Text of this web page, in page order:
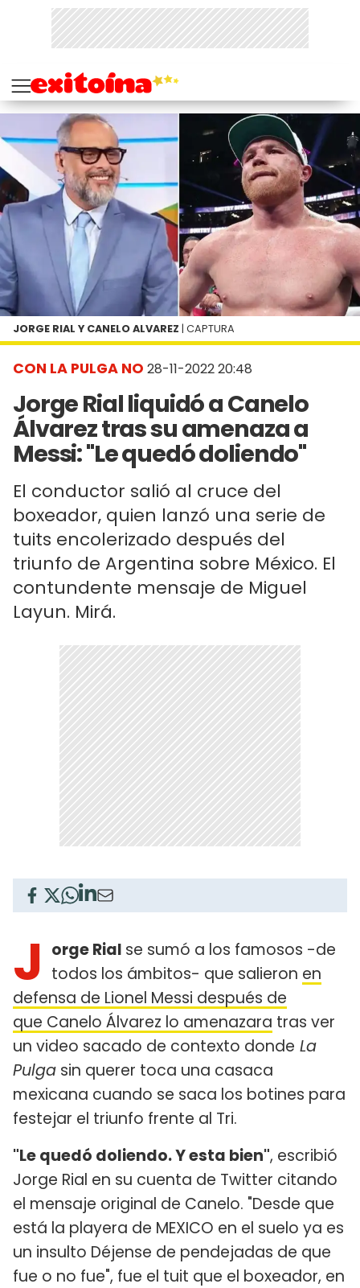
CON LA PULGA NO 28-11-2022 20:48
Jorge Rial liquidó a Canelo
Álvarez tras su amenaza a
Messi: "Le quedó doliendo"
El conductor salió al cruce del
boxeador, quien lanzó una serie de
tuits encolerizado después del
triunfo de Argentina sobre México. El
contundente mensaje de Miguel
Layun. Mirá.
JORGE RIAL Y CANELO ALVAREZ | CAPTURA
J orge Rial se sumó a los famosos -de
todos los ámbitos- que salieron en
defensa de Lionel Messi después de
que Canelo Álvarez lo amenazara tras ver
un video sacado de contexto donde La
Pulga sin querer toca una casaca
mexicana cuando se saca los botines para
festejar el triunfo frente al Tri.
"Le quedó doliendo. Y esta bien", escribió
Jorge Rial en su cuenta de Twitter citando
el mensaje original de Canelo. "Desde que
está la playera de MEXICO en el suelo ya es
un insulto Déjense de pendejadas de que
fue o no fue", fue el tuit que el boxeador, en